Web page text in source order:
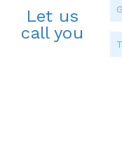
Let us
call you